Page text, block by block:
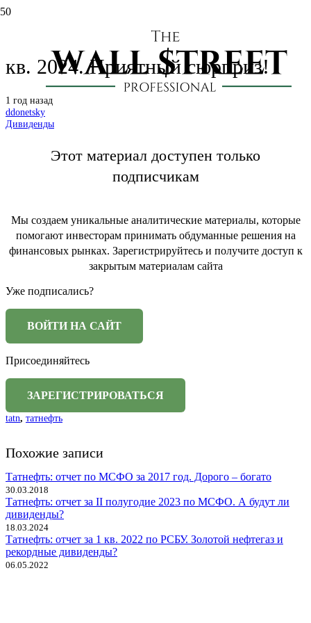
Татнефть (TATN): дивиденды за 4
кв. 2024. Приятный сюрприз!
1 год назад
ddonetsky
Дивиденды
Этот материал доступен только
подписчикам
Мы создаем уникальные аналитические материалы, которые
помогают инвесторам принимать обдуманные решения на
финансовых рынках. Зарегистрируйтесь и получите доступ к
закрытым материалам сайта
Уже подписались?
Присоединяйтесь
tatn, татнефть
Похожие записи
Татнефть: отчет по МСФО за 2017 год. Дорого – богато
30.03.2018
Татнефть: отчет за II полугодие 2023 по МСФО. А будут ли
дивиденды?
18.03.2024
Татнефть: отчет за 1 кв. 2022 по РСБУ. Золотой нефтегаз и
рекордные дивиденды?
06.05.2022